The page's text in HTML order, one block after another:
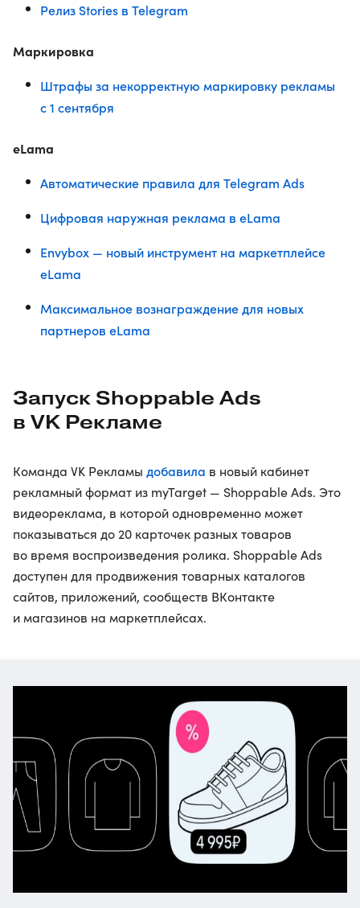
Релиз Stories в Telegram
Маркировка
Штрафы за некорректную маркировку рекламы
с 1 сентября
eLama
Автоматические правила для Telegram Ads
Цифровая наружная реклама в eLama
Envybox — новый инструмент на маркетплейсе
eLama
Максимальное вознаграждение для новых
партнеров eLama
Запуск Shoppable Ads
в VK Рекламе
Команда VK Рекламы добавила в новый кабинет
рекламный формат из myTarget — Shoppable Ads. Это
видеореклама, в которой одновременно может
показываться до 20 карточек разных товаров
во время воспроизведения ролика. Shoppable Ads
доступен для продвижения товарных каталогов
сайтов, приложений, сообществ ВКонтакте
и магазинов на маркетплейсах.